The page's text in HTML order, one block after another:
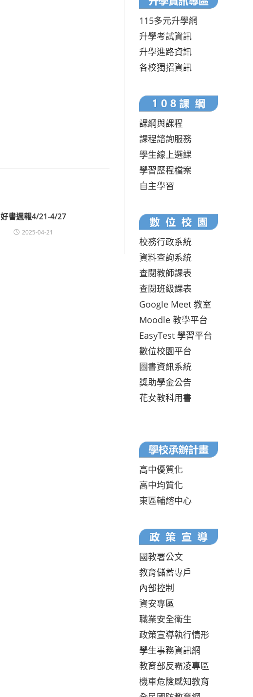
好書週報4/21-4/27
2025-04-21
115多元升學網
升學考試資訊
升學進路資訊
各校獨招資訊
課綱與課程
課程諮詢服務
學生線上選課
學習歷程檔案
自主學習
校務行政系統
資料查詢系統
查閱教師課表
查閱班級課表
Google Meet 教室
Moodle 教學平台
EasyTest 學習平台
數位校園平台
圖書資訊系統
獎助學金公告
花女教科用書
高中優質化
高中均質化
東區輔諮中心
國教署公文
教育儲蓄專戶
內部控制
資安專區
職業安全衛生
政策宣導執行情形
學生事務資訊網
教育部反霸凌專區
機車危險感知教育